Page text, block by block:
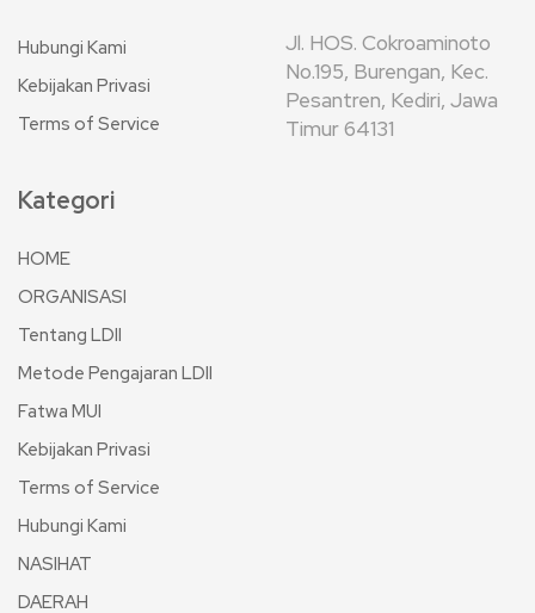
Hubungi Kami
Kebijakan Privasi
Terms of Service
Jl. HOS. Cokroaminoto
No.195, Burengan, Kec.
Pesantren, Kediri, Jawa
Timur 64131
Kategori
HOME
ORGANISASI
Tentang LDII
Metode Pengajaran LDII
Fatwa MUI
Kebijakan Privasi
Terms of Service
Hubungi Kami
NASIHAT
DAERAH